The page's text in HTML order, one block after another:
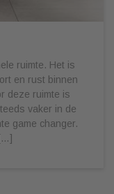
ruimte. Het is
en rust binnen
deze ruimte is
vaker in de
game changer.